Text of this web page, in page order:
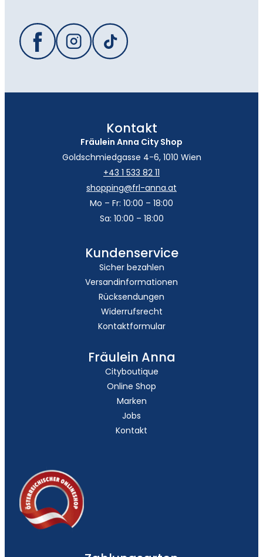
Kontakt
Fräulein Anna City Shop
Goldschmiedgasse 4-6, 1010 Wien
+43 1 533 82 11
shopping@frl-anna.at
Mo – Fr: 10:00 – 18:00
Sa: 10:00 – 18:00
Kundenservice
Sicher bezahlen
Versandinformationen
Rücksendungen
Widerrufsrecht
Kontaktformular
Fräulein Anna
Cityboutique
Online Shop
Marken
Jobs
Kontakt